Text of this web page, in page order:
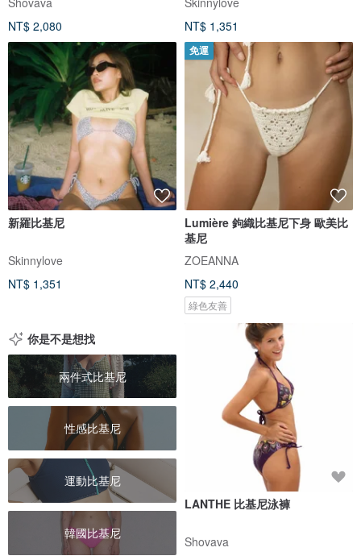
NT$ 2,080
NT$ 1,351
新羅比基尼
Skinnylove
NT$ 1,351
免運
Lumière 鉤織比基尼下身 歐美比
基尼
ZOEANNA
NT$ 2,440
綠色友善
你是不是想找
兩件式比基尼
性感比基尼
運動比基尼
韓國比基尼
LANTHE 比基尼泳褲
Shovava